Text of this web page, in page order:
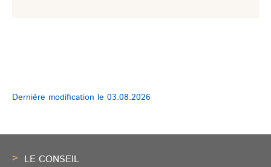
Dernière modification le 03.08.2026
de
LE CONSEIL